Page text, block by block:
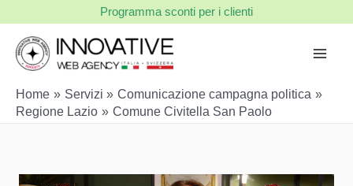
contenuto
Programma sconti per i clienti
Home Servizi
Comunicazione campagna politica
Regione Lazio
Comune Civitella San Paolo